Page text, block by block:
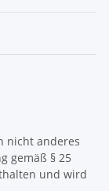
nicht anderes
gemäß § 25
und wird